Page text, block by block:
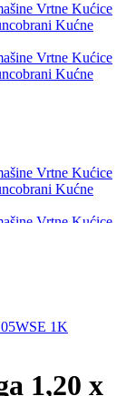
Vrtne Kućice
Kućne
Vrtne Kućice
Kućne
Vrtne Kućice
Kućne
Vrtne Kućice
1K
1,20 x